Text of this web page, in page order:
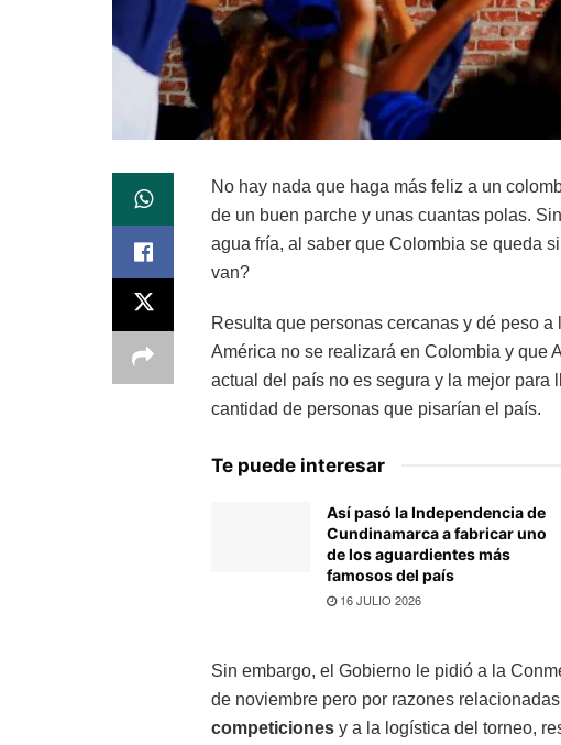
No hay nada que haga más feliz a un
de un buen parche y unas cuantas polas.
agua fría, al saber que Colombia se queda
van?
Resulta que personas cercanas y dé peso
América no se realizará en Colombia y que
actual del país no es segura y la mejor para
cantidad de personas que pisarían el país.
Te puede interesar
Así pasó la Independencia de
Cundinamarca a fabricar uno
de los aguardientes más
famosos del país
16 JULIO 2026
Sin embargo, el Gobierno le pidió a la
de noviembre pero por razones relacionadas
competiciones y a la logística del torneo,